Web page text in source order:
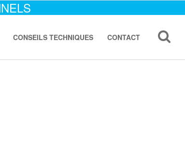
CONSEILS TECHNIQUES CONTACT